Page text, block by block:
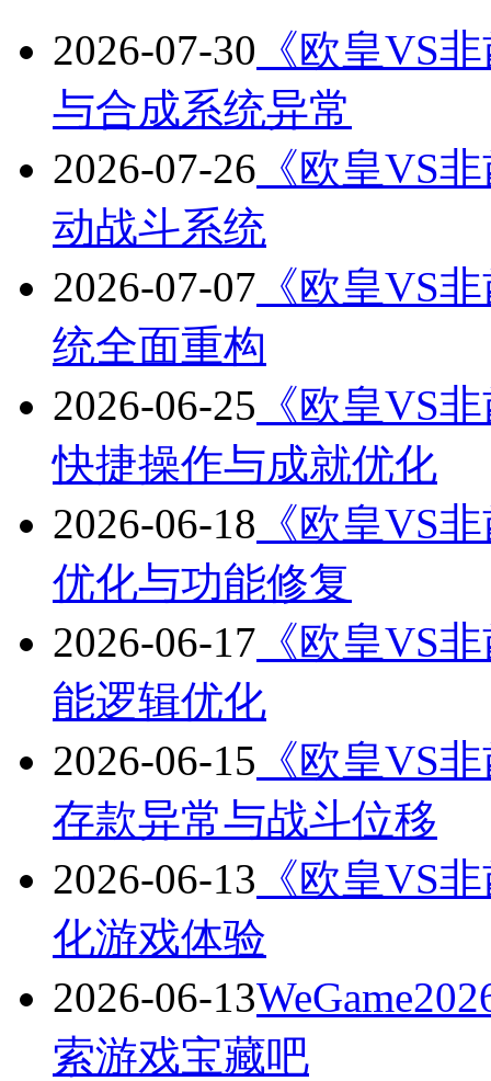
2026-07-30 《欧皇VS
与合成系统异常
2026-07-26 《欧皇VS
动战斗系统
2026-07-07 《欧皇VS
统全面重构
2026-06-25 《欧皇VS
快捷操作与成就优化
2026-06-18 《欧皇VS
优化与功能修复
2026-06-17 《欧皇VS
能逻辑优化
2026-06-15 《欧皇VS
存款异常与战斗位移
2026-06-13 《欧皇VS
化游戏体验
2026-06-13
索游戏宝藏吧